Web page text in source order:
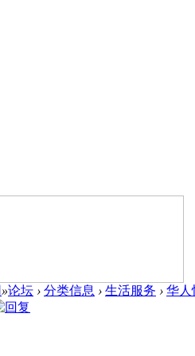
»论坛 › 分类信息 › 生活服务 › 华人